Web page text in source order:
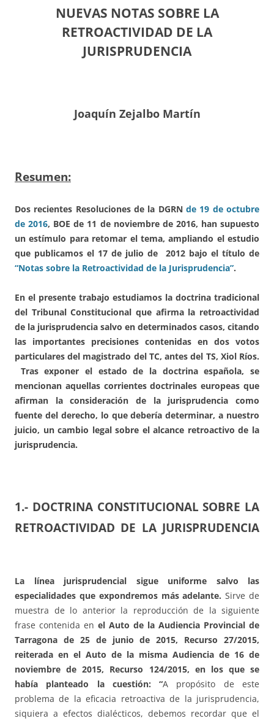
NUEVAS NOTAS SOBRE LA
RETROACTIVIDAD DE LA
JURISPRUDENCIA
Joaquín Zejalbo Martín
Resumen:
Dos recientes Resoluciones de la DGRN de 19 de octubre
de 2016, BOE de 11 de noviembre de 2016, han supuesto
un estímulo para retomar el tema, ampliando el estudio
que publicamos el 17 de julio de 2012 bajo el título de
“Notas sobre la Retroactividad de la Jurisprudencia”.
En el presente trabajo estudiamos la doctrina tradicional
del Tribunal Constitucional que afirma la retroactividad
de la jurisprudencia salvo en determinados casos, citando
las importantes precisiones contenidas en dos votos
particulares del magistrado del TC, antes del TS, Xiol Ríos.
Tras exponer el estado de la doctrina española, se
mencionan aquellas corrientes doctrinales europeas que
afirman la consideración de la jurisprudencia como
fuente del derecho, lo que debería determinar, a nuestro
juicio, un cambio legal sobre el alcance retroactivo de la
jurisprudencia.
1.- DOCTRINA CONSTITUCIONAL SOBRE LA
RETROACTIVIDAD DE LA JURISPRUDENCIA
La línea jurisprudencial sigue uniforme salvo las
especialidades que expondremos más adelante.Sirve de
muestra de lo anterior la reproducción de la siguiente
frase contenida en el Auto de la Audiencia Provincial de
Tarragona de 25 de junio de 2015, Recurso 27/2015,
reiterada en el Auto de la misma Audiencia de 16 de
noviembre de 2015, Recurso 124/2015, en los que se
había planteado la cuestión: “A propósito de este
problema de la eficacia retroactiva de la jurisprudencia,
siquiera a efectos dialécticos, debemos recordar que el